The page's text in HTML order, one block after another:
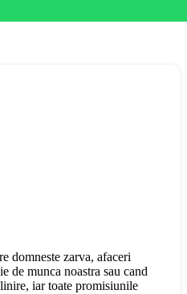
domneste zarva, afaceri
de munca noastra sau cand
iar toate promisiunile